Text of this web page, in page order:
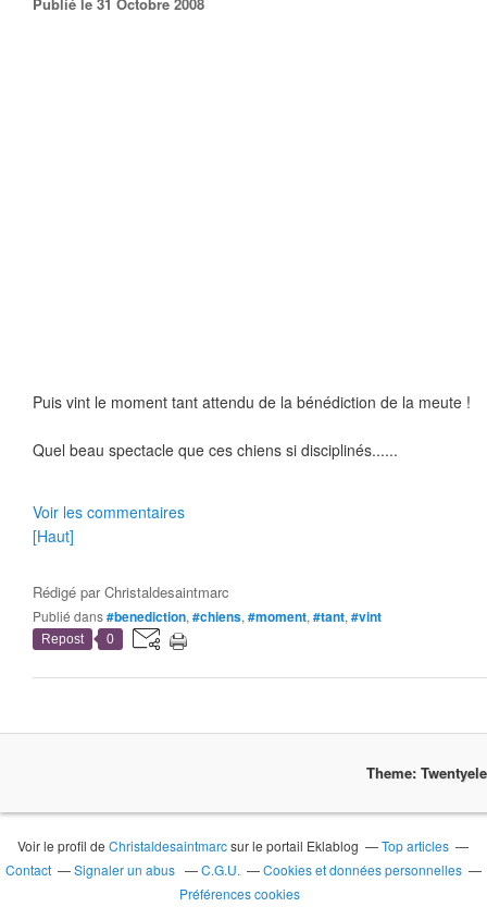
Puis vint le moment tant attendu de la bénédiction de la meute !
Quel beau spectacle que ces chiens si disciplinés......
Voir les commentaires
[Haut]
Rédigé parChristaldesaintmarc
Publié dans#benediction, #chiens, #moment, #tant, #vint
Repost 0
Theme:
Voir le profil deChristaldesaintmarcsur le portail Eklablog
Top articles
Contact
Signaler un abus C.G.U.
Cookies et données personnelles
Préférences cookies